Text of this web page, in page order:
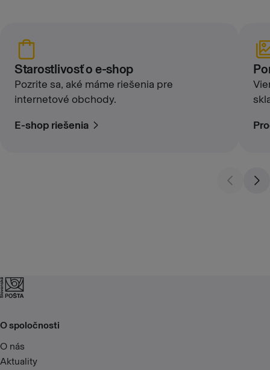
Starostlivosť o e-shop
Pozrite sa, aké máme riešenia pre
internetové obchody.
E-shop riešenia
O spoločnosti
O nás
Aktuality